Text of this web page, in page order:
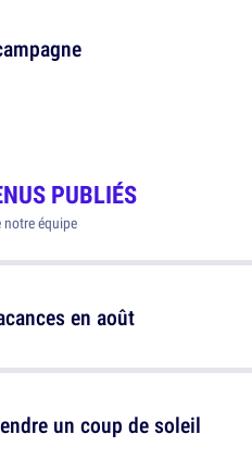
PUBLIÉS
équipe
en août
un coup de soleil